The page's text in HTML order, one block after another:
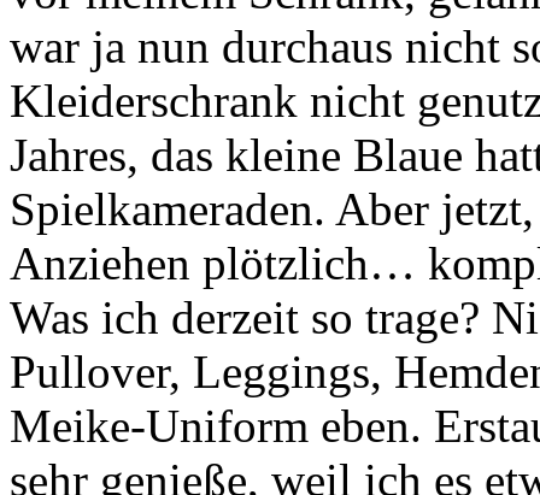
war ja nun durchaus nicht
Kleiderschrank nicht
Jahres, das kleine Blaue
Spielkameraden. Aber
Anziehen plötzlich…
Was ich derzeit so trage?
Pullover, Leggings,
Meike-Uniform eben.
sehr genieße, weil ich es